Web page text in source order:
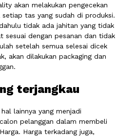
akan melakukan pengecekan
tas yang sudah di produksi.
tidak ada jahitan yang tidak
sesuai dengan pesanan dan tidak
setelah semua selesai dicek
akan dilakukan packaging dan
terjangkau
lainnya yang menjadi
pelanggan dalam membeli
Harga terkadang juga,